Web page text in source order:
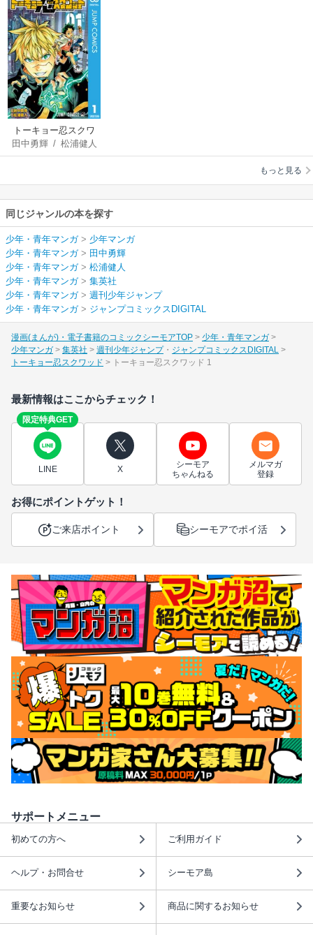
トーキョー忍スクワ
ッド
田中勇輝/ 松浦健人
もっと見る
同じジャンルの本を探す
少年・青年マンガ> 少年マンガ
少年・青年マンガ> 田中勇輝
少年・青年マンガ> 松浦健人
少年・青年マンガ> 集英社
少年・青年マンガ> 週刊少年ジャンプ
少年・青年マンガ> ジャンプコミックスDIGITAL
漫画(まんが)・電子書籍のコミックシーモアTOP
少年・青年マンガ
少年マンガ
集英社 週刊少年ジャンプ
ジャンプコミックスDIGITAL
トーキョー忍スクワッド
トーキョー忍スクワッド 1
最新情報はここからチェック！
限定特典GET
LINE X
シーモア
ちゃんねる
メルマガ
登録
お得にポイントゲット！
ご来店ポイント シーモアでポイ活
サポートメニュー
初めての方へ ご利用ガイド
ヘルプ・お問合せ シーモア島
重要なお知らせ 商品に関するお知らせ